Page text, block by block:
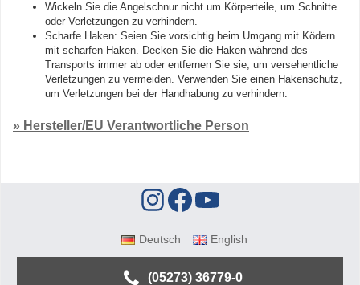
Wickeln Sie die Angelschnur nicht um Körperteile, um Schnitte
oder Verletzungen zu verhindern.
Scharfe Haken: Seien Sie vorsichtig beim Umgang mit Ködern
mit scharfen Haken. Decken Sie die Haken während des
Transports immer ab oder entfernen Sie sie, um versehentliche
Verletzungen zu vermeiden. Verwenden Sie einen Hakenschutz,
um Verletzungen bei der Handhabung zu verhindern.
» Hersteller/EU Verantwortliche Person
Deutsch English
(05273) 36779-0